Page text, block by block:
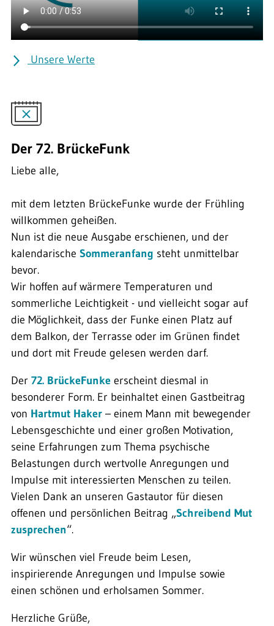
Unsere Werte
Der 72. BrückeFunk
Liebe alle,
mit dem letzten BrückeFunke wurde der Frühling
willkommen geheißen.
Nun ist die neue Ausgabe erschienen, und der
kalendarische Sommeranfang steht unmittelbar
bevor.
Wir hoffen auf wärmere Temperaturen und
sommerliche Leichtigkeit - und vielleicht sogar auf
die Möglichkeit, dass der Funke einen Platz auf
dem Balkon, der Terrasse oder im Grünen findet
und dort mit Freude gelesen werden darf.
Der 72. BrückeFunke erscheint diesmal in
besonderer Form. Er beinhaltet einen Gastbeitrag
von Hartmut Haker – einem Mann mit bewegender
Lebensgeschichte und einer großen Motivation,
seine Erfahrungen zum Thema psychische
Belastungen durch wertvolle Anregungen und
Impulse mit interessierten Menschen zu teilen.
Vielen Dank an unseren Gastautor für diesen
offenen und persönlichen Beitrag „Schreibend Mut
zusprechen“.
Wir wünschen viel Freude beim Lesen,
inspirierende Anregungen und Impulse sowie
einen schönen und erholsamen Sommer.
Herzliche Grüße,